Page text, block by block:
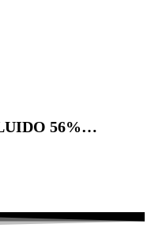
56%…